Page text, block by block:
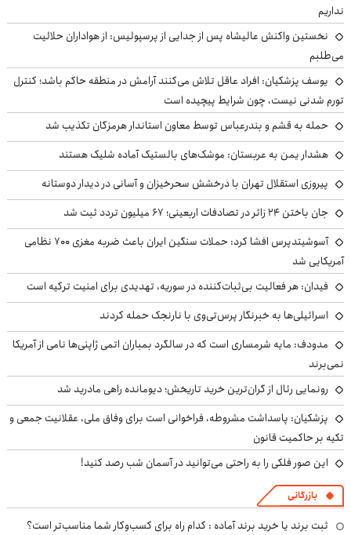
نداریم
نخستین واکنش عالیشاه پس از جدایی از پرسپولیس: از هواداران حلالیت
می‌طلبم
یوسف پزشکیان: افراد عاقل تلاش می‌کنند آرامش در منطقه حاکم باشد؛ کنترل
تورم شدنی نیست، چون شرایط پیچیده است
حمله به قشم و بندرعباس توسط معاون استاندار هرمزگان تکذیب شد
هشدار یمن به عربستان: موشک‌های بالستیک آماده شلیک هستند
پیروزی استقلال تهران با درخشش سحرخیزان و آسانی در دیدار دوستانه
جان باختن ۲۴ زائر در تصادفات اربعینی؛ ۶۷ میلیون تردد ثبت شد
آسوشیتدپرس افشا کرد: حملات سنگین ایران باعث ضربه مغزی ۷۰۰ نظامی
آمریکایی شد
فیدان: هر فعالیت بی‌ثبات‌کننده در سوریه، تهدیدی برای امنیت ترکیه است
اسرائیلی‌ها به خبرنگار پرس‌تی‌وی با نارنجک حمله کردند
مدودف: مایه شرمساری است که در سالگرد بمباران اتمی ژاپنی‌ها نامی از آمریکا
نمی‌برند
رونمایی رئال از گران‌ترین خرید تاریخش؛ دیومانده راهی مادرید شد
پزشکیان: پاسداشت مشروطه، فراخوانی است برای وفاق ملی، عقلانیت جمعی و
تکیه بر حاکمیت قانون
این صور فلکی را به راحتی می‌توانید در آسمان شب رصد کنید!
بازرگانی
ثبت برند یا خرید برند آماده : کدام راه برای کسب‌وکار شما مناسب‌تر است؟